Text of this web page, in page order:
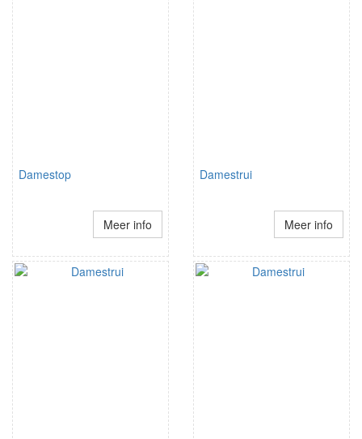
Damestop
Meer info
Damestrui
Meer info